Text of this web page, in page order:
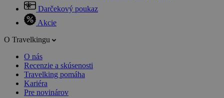
Darčekový poukaz
Akcie
O Travelkingu
O nás
Recenzie a skúsenosti
Travelking pomáha
Kariéra
Pre novinárov